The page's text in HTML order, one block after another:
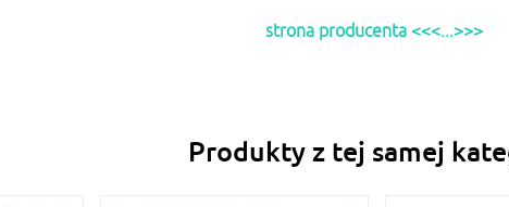
strona producenta <<<...>>>
Produkty z tej samej